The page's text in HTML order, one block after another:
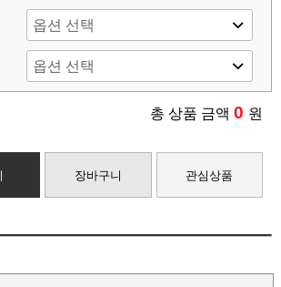
총 상품 금액 0 원
장바구니 관심상품